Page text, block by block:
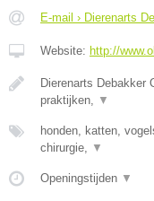
E-mail › Dierenarts
Website: http://
Dierenarts Debakker
praktijken,
▼
honden, katten,
chirurgie,
▼
Openingstijden ▼